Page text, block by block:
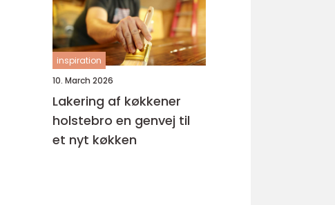
inspiration
10. March 2026
Lakering af køkkener
holstebro en genvej til
et nyt køkken